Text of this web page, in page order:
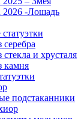
2026 -Лошадь
серебра
стекла и хрусталя
камня
подстаканники